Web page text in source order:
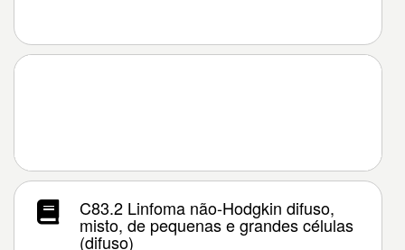
C83.2 Linfoma não-Hodgkin difuso,
misto, de pequenas e grandes células
(difuso)